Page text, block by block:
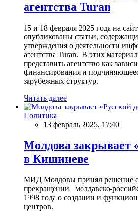
агентства Turan
15 и 18 февраля 2025 года на
опубликованы статьи,
утверждения о деятельности
агентства Turan. В этих
представить агентство как
финансирования и
зарубежных структур.
Читать далее
Политика
13 февраль 2025, 17:40
Молдова закрывает
в Кишиневе
МИД Молдовы принял решение
прекращении молдавско-
1998 года о создании и
центров.